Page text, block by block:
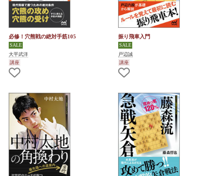
必修！穴熊戦の絶対手筋105
大平武洋
講座
振り飛車入門
戸辺誠
講座